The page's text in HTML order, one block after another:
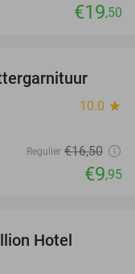
€19,50
40%
10.0 star
Regulier €16,50
€9,95
Hotel